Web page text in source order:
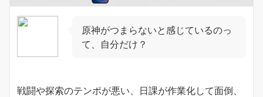
原神がつまらないと感じているのっ
て、自分だけ？
戦闘や探索のテンポが悪い、日課が作業化して面倒、